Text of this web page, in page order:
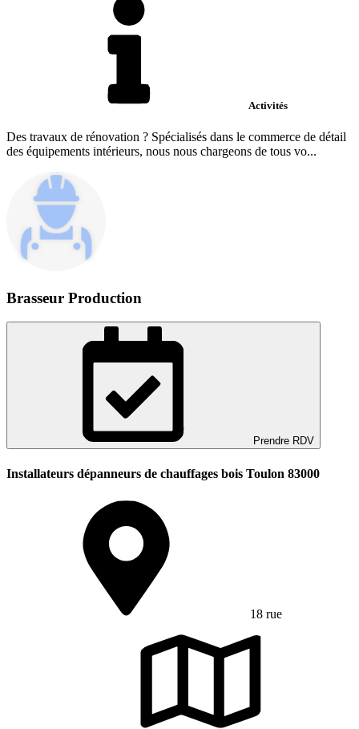
Activités
Des travaux de rénovation ? Spécialisés dans le commerce de détail
des équipements intérieurs, nous nous chargeons de tous vo...
Brasseur Production
Prendre RDV
Installateurs dépanneurs de chauffages bois Toulon 83000
18 rue